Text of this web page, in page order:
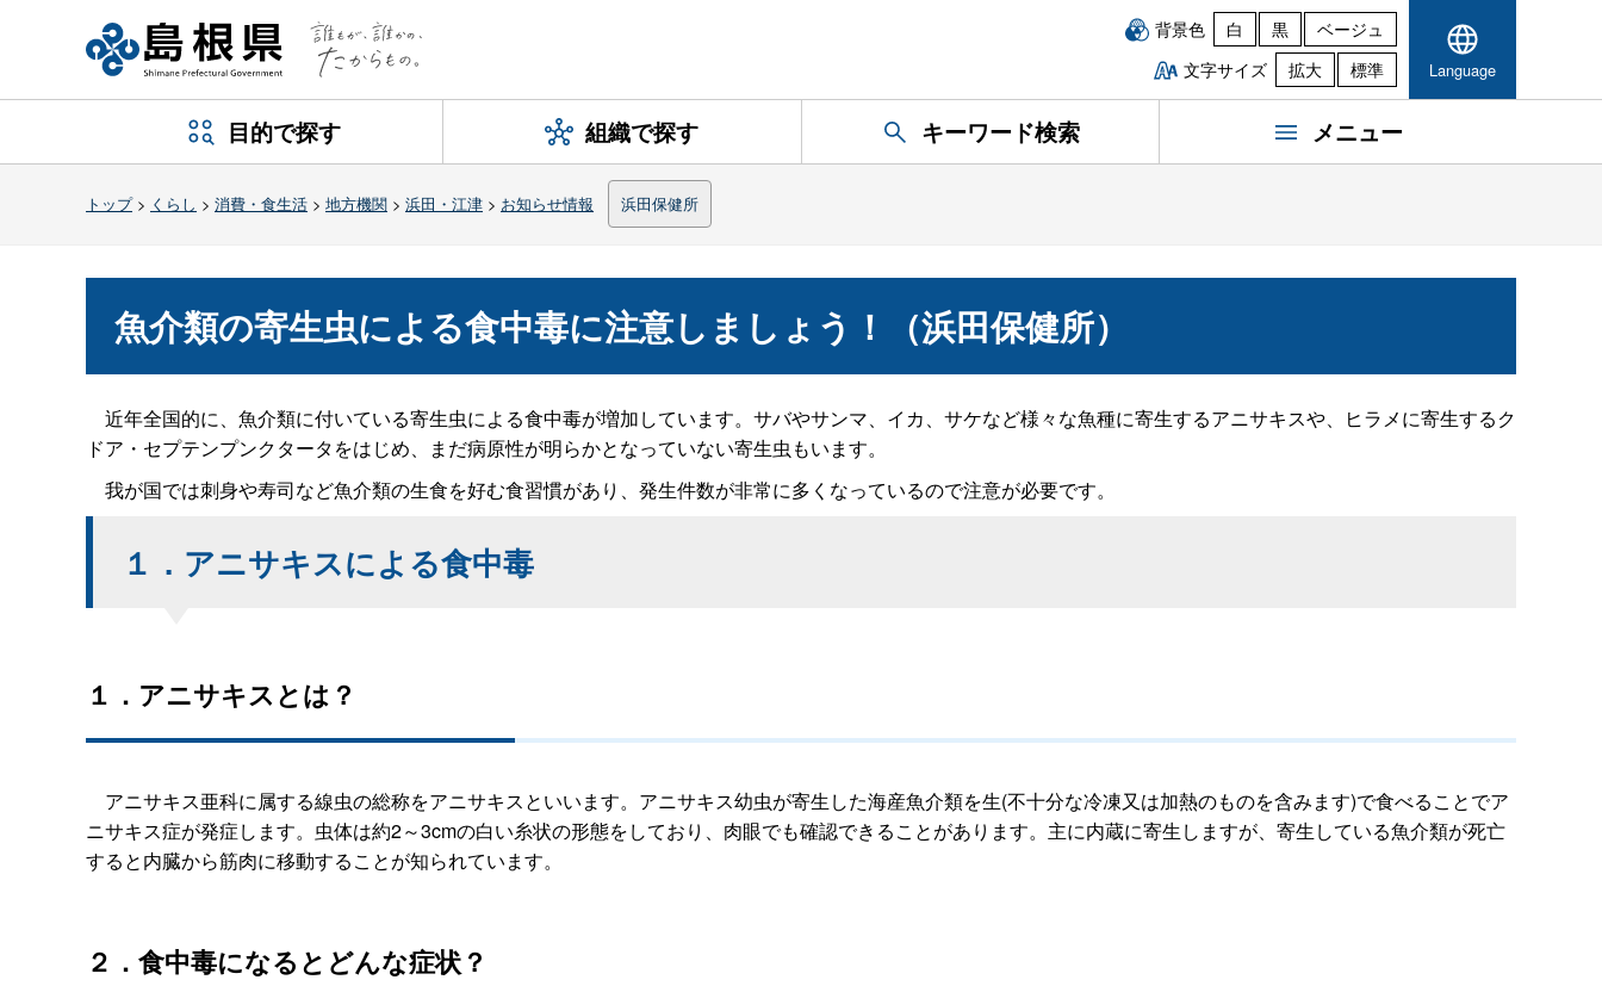
背景色 白 黒
ベージュ
文字サイズ
拡大 標準 Language
目的で探す 組織で探す キーワード検索 メニュー
トップ> くらし > 消費・食生活 > 地方機関 > 浜田・江津 > お知らせ情報 浜田保健所
魚介類の寄生虫による食中毒に注意しましょう！（浜田保健所）
近年全国的に、魚介類に付いている寄生虫による食中毒が増加しています。サバやサンマ、イカ、サケなど様々な魚種に寄生するアニサキスや、ヒラメに寄生するク
ドア・セプテンプンクタータをはじめ、まだ病原性が明らかとなっていない寄生虫もいます。
我が国では刺身や寿司など魚介類の生食を好む食習慣があり、発生件数が非常に多くなっているので注意が必要です。
１．アニサキスによる食中毒
１．アニサキスとは？
アニサキス亜科に属する線虫の総称をアニサキスといいます。アニサキス幼虫が寄生した海産魚介類を生(不十分な冷凍又は加熱のものを含みます)で食べることでア
ニサキス症が発症します。虫体は約2～3cmの白い糸状の形態をしており、肉眼でも確認できることがあります。主に内蔵に寄生しますが、寄生している魚介類が死亡
すると内臓から筋肉に移動することが知られています。
２．食中毒になるとどんな症状？